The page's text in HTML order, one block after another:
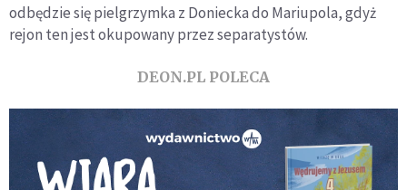
odbędzie się pielgrzymka z Doniecka do Mariupola, gdyż
rejon ten jest okupowany przez separatystów.
DEON.PL POLECA